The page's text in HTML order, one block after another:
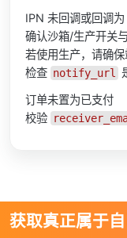
IPN 未回调或回调为
确认沙箱/生产开关
若使用生产，请确
检查 notify_url
订单未置为已支付
校验
获取真正属于